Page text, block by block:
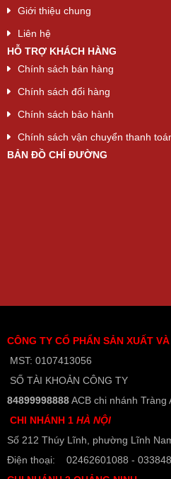
Giới thiệu chung
Liên hệ
HỖ TRỢ KHÁCH HÀNG
Chính sách bán hàng
Chính sách đổi hàng
Chính sách bảo hành
Chính sách vận chuyển thanh
BẢN ĐỒ CHỈ ĐƯỜNG
CÔNG TY CỔ PHẨN SẢN XUẤT
MST: 0107413056
SỐ TÀI KHOẢN CÔNG TY
84899998888ACB chi nhánh Tràng
CHI NHÁNH 1 HÀ NỘI
Số 212 Thúy Lĩnh, phường Lĩnh
Điện thoại: 02462601088 -